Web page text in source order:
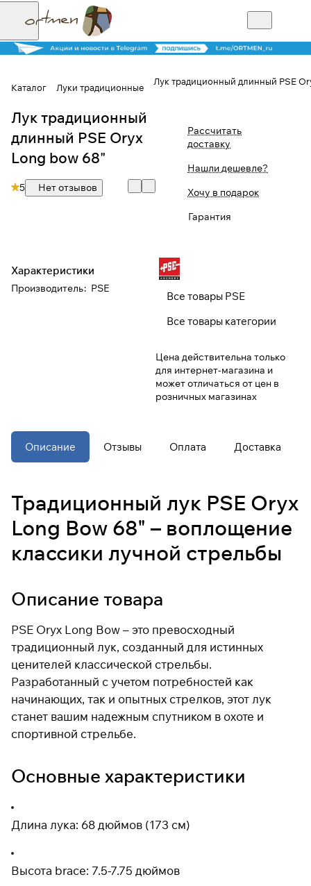
Каталог Луки традиционные
Лук традиционный длинный PSE
Лук традиционный
длинный PSE Oryx
Long bow 68"
5 Нет отзывов
Характеристики
Производитель: PSE
Рассчитать
доставку
Нашли дешевле?
Хочу в подарок
Гарантия
Все товары PSE
Все товары категории
Цена действительна только
для интернет-магазина и
может отличаться от цен в
розничных магазинах
Описание Отзывы Оплата Доставка
Традиционный лук PSE Oryx
Long Bow 68" – воплощение
классики лучной стрельбы
Описание товара
PSE Oryx Long Bow – это превосходный
традиционный лук, созданный для истинных
ценителей классической стрельбы.
Разработанный с учетом потребностей как
начинающих, так и опытных стрелков, этот лук
станет вашим надежным спутником в охоте и
спортивной стрельбе.
Основные характеристики
Длина лука: 68 дюймов (173 см)
Высота brace: 7.5-7.75 дюймов
Для клиентов всех банков
Разбейте
оплату на части
Добавляйте товары
выберите метод оплатыПЛАЙТ
Оплачивайте сегодня только25%
Получайте товар
Оставшиеся75% будут
списываться с вашей карты
скидки по купонам не
применяются.
Подробнее
об оплате Плайтом
недели
plait.ru